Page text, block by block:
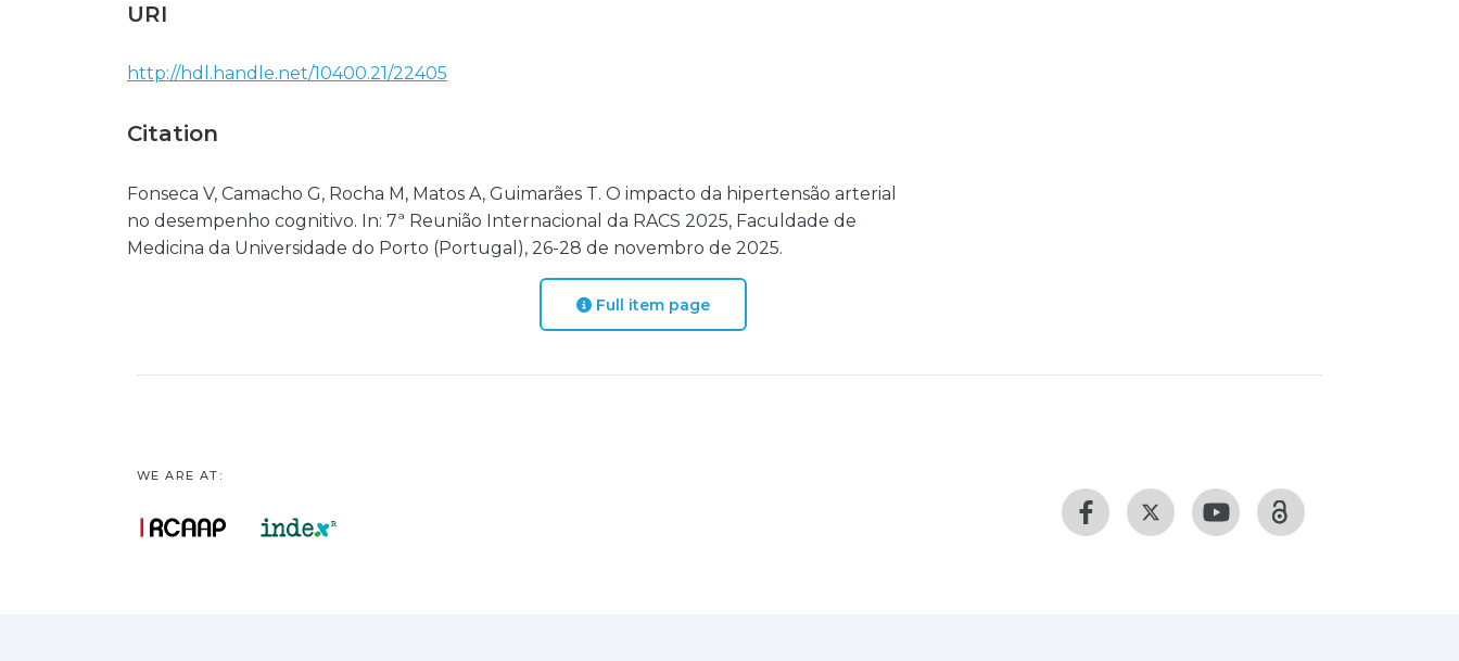
URI
http://hdl.handle.net/10400.21/22405
Citation
Fonseca V, Camacho G, Rocha M, Matos A, Guimarães T. O impacto da hipertensão arterial
no desempenho cognitivo. In: 7ª Reunião Internacional da RACS 2025, Faculdade de
Medicina da Universidade do Porto (Portugal), 26-28 de novembro de 2025.
Full item page
WE ARE AT: